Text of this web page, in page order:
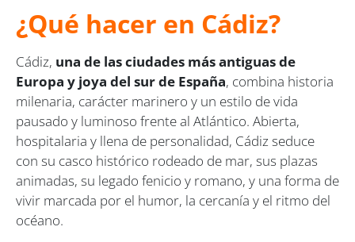
¿Qué hacer en Cádiz?
Cádiz, una de las ciudades más antiguas de
Europa y joya del sur de España, combina historia
milenaria, carácter marinero y un estilo de vida
pausado y luminoso frente al Atlántico. Abierta,
hospitalaria y llena de personalidad, Cádiz seduce
con su casco histórico rodeado de mar, sus plazas
animadas, su legado fenicio y romano, y una forma de
vivir marcada por el humor, la cercanía y el ritmo del
océano.